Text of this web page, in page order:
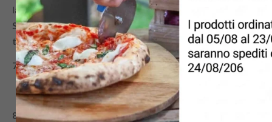
la sfoglia precedentemente infornata.
Spalmiamo la crema al melograno in maniera omogenea su
tutta la superficie e aggiungiamo la meringa preparata.
7)Inforniamo a 160° per 10 minuti circa.
8)Non appena la crostata sarà pronta,lasciamola